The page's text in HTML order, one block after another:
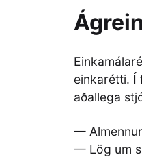
einkarétti. Í
aðallega
—
— Lög um